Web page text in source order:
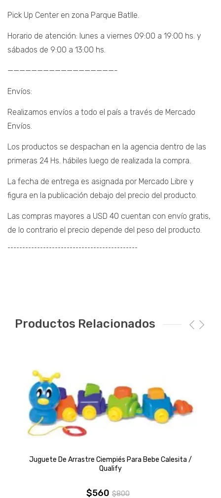
Pick Up Center en zona Parque Batlle.
Horario de atención: lunes a viernes 09:00 a 19:00 hs. y
sábados de 9:00 a 13:00 hs.
——————————————————-
Envíos:
Realizamos envíos a todo el país a través de Mercado
Envíos.
Los productos se despachan en la agencia dentro de las
primeras 24 Hs. hábiles luego de realizada la compra.
La fecha de entrega es asignada por Mercado Libre y
figura en la publicación debajo del precio del producto.
Las compras mayores a USD 40 cuentan con envío gratis,
de lo contrario el precio depende del peso del producto.
¯¯¯¯¯¯¯¯¯¯¯¯¯¯¯¯¯¯¯¯¯¯¯¯¯¯¯¯¯¯¯¯¯¯¯¯¯¯¯¯¯¯¯¯
Productos Relacionados
Juguete De Arrastre Ciempiés Para Bebe Calesita /
Qualify
$800
$560